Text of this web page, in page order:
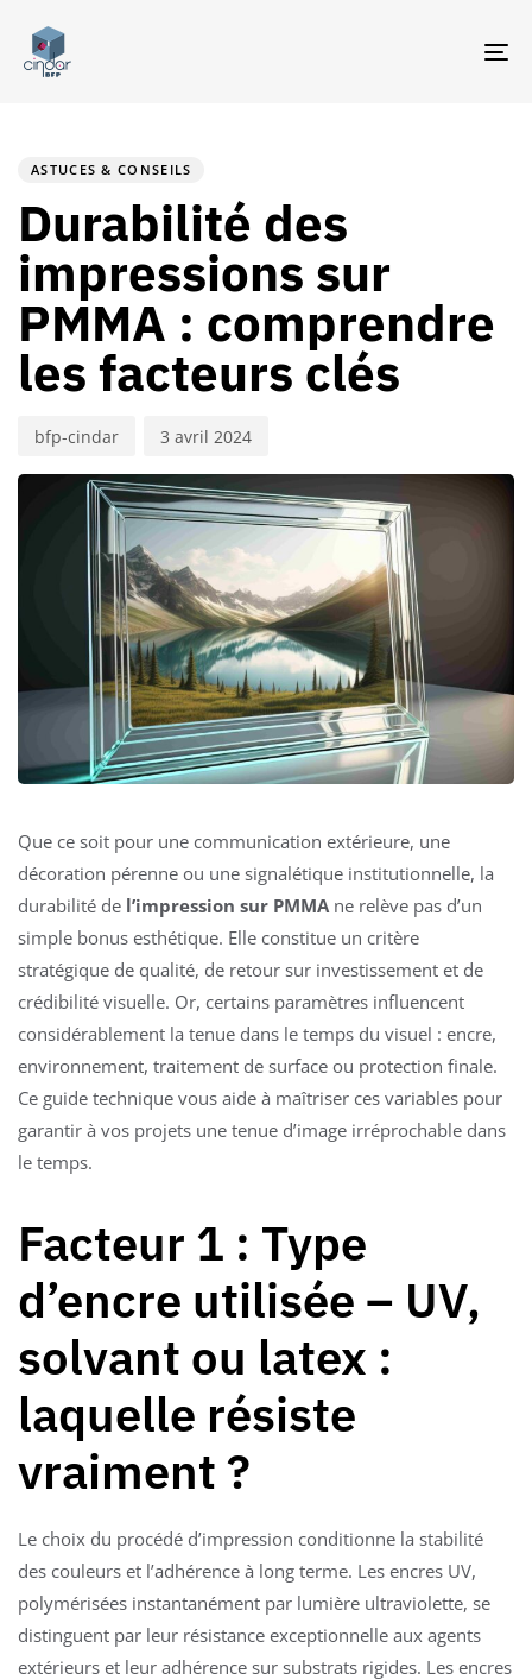
ASTUCES & CONSEILS
Durabilité des
impressions sur
PMMA : comprendre
les facteurs clés
bfp-cindar 3 avril 2024
Que ce soit pour une communication extérieure, une
décoration pérenne ou une signalétique institutionnelle, la
durabilité de l’impression sur PMMAne relève pas d’un
simple bonus esthétique. Elle constitue un critère
stratégique de qualité, de retour sur investissement et de
crédibilité visuelle. Or, certains paramètres influencent
considérablement la tenue dans le temps du visuel : encre,
environnement, traitement de surface ou protection finale.
Ce guide technique vous aide à maîtriser ces variables pour
garantir à vos projets une tenue d’image irréprochable dans
le temps.
Facteur 1 : Type
d’encre utilisée – UV,
solvant ou latex :
laquelle résiste
vraiment ?
Le choix du procédé d’impression conditionne la stabilité
des couleurs et l’adhérence à long terme. Les encres UV,
polymérisées instantanément par lumière ultraviolette, se
distinguent par leur résistance exceptionnelle aux agents
extérieurs et leur adhérence sur substrats rigides. Les encres